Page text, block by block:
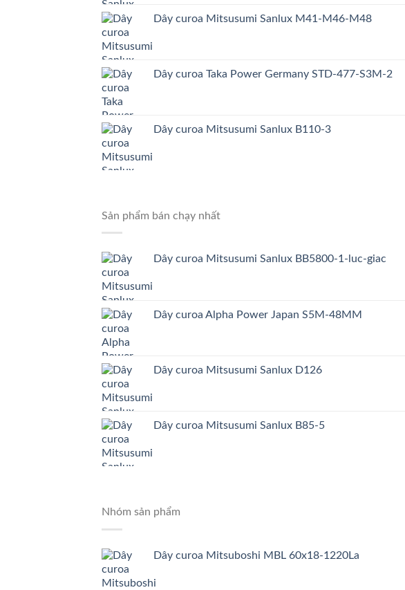
Dây curoa Mitsusumi Sanlux M41-M46-M48
Dây curoa Taka Power Germany STD-477-S3M-2
Dây curoa Mitsusumi Sanlux B110-3
Sản phẩm bán chạy nhất
Dây curoa Mitsusumi Sanlux BB5800-1-luc-giac
Dây curoa Alpha Power Japan S5M-48MM
Dây curoa Mitsusumi Sanlux D126
Dây curoa Mitsusumi Sanlux B85-5
Nhóm sản phẩm
Dây curoa Mitsuboshi MBL 60x18-1220La